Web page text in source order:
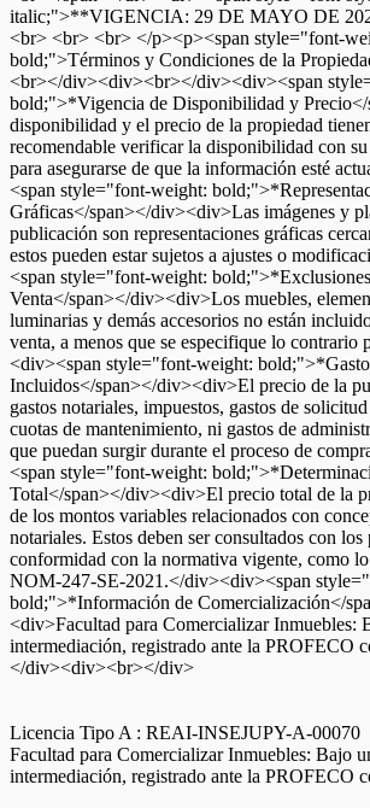
italic;">**VIGENCIA: 29 DE MAYO DE
<br> <br> <br> </p><p><span style="font-
bold;">Términos y Condiciones de la
<br></div><div><br></div><div><span
bold;">*Vigencia de Disponibilidad y
disponibilidad y el precio de la propiedad
recomendable verificar la disponibilidad con
para asegurarse de que la información esté
<span style="font-weight:
Gráficas</span></div><div>Las imágenes y
publicación son representaciones gráficas
estos pueden estar sujetos a ajustes o
<span style="font-weight:
Venta</span></div><div>Los muebles,
luminarias y demás accesorios no están
venta, a menos que se especifique lo contrario
<div><span style="font-weight:
Incluidos</span></div><div>El precio de la
gastos notariales, impuestos, gastos de
cuotas de mantenimiento, ni gastos de
que puedan surgir durante el proceso de
<span style="font-weight:
Total</span></div><div>El precio total de la
de los montos variables relacionados con
notariales. Estos deben ser consultados con
conformidad con la normativa vigente, como
NOM-247-SE-2021.</div><div><span
bold;">*Información de Comercialización</
<div>Facultad para Comercializar Inmuebles:
intermediación, registrado ante la PROFECO
</div><div><br></div>
Licencia Tipo A : REAI-INSEJUPY-A-00070
Facultad para Comercializar Inmuebles: Bajo
intermediación, registrado ante la PROFECO